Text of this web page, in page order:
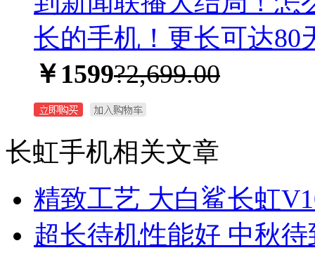
长的手机！更长可达80
￥1599?2,699.00
长虹手机相关文章
精致工艺 大白鲨长虹
超长待机性能好 中秋